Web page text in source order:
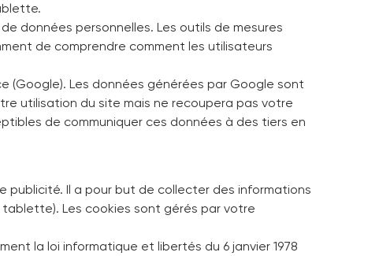
données personnelles. Les outils de mesures
de comprendre comment les utilisateurs
(Google). Les données générées par Google sont
utilisation du site mais ne recoupera pas votre
de communiquer ces données à des tiers en
publicité. Il a pour but de collecter des informations
Les cookies sont gérés par votre
la loi informatique et libertés du 6 janvier 1978